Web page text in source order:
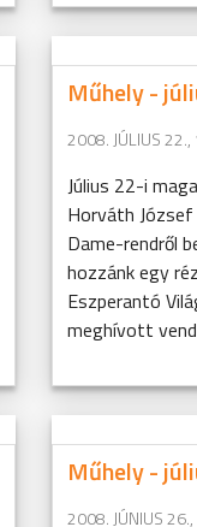
Műhely -
2008. JÚLIUS
Július 22-i
Horváth
Dame-rendről
hozzánk egy
Eszperantó
meghívott
Műhely -
2008. JÚNIUS